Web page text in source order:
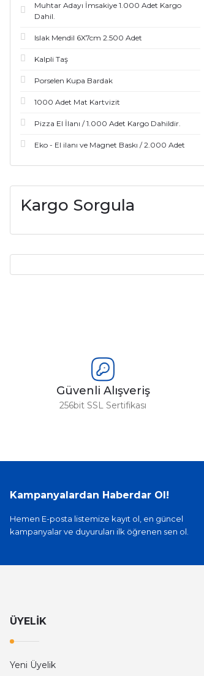
Muhtar Adayı İmsakiye 1.000 Adet Kargo
Dahil.
Islak Mendil 6X7cm 2.500 Adet
Kalpli Taş
Porselen Kupa Bardak
1000 Adet Mat Kartvizit
Pizza El İlanı / 1.000 Adet Kargo Dahildir.
Eko - El ilanı ve Magnet Baskı / 2.000 Adet
Kargo Sorgula
Güvenli Alışveriş
256bit SSL Sertifikası
Kampanyalardan Haberdar Ol!
Hemen E-posta listemize kayıt ol, en güncel
kampanyalar ve duyuruları ilk öğrenen sen ol.
ÜYELİK
Yeni Üyelik